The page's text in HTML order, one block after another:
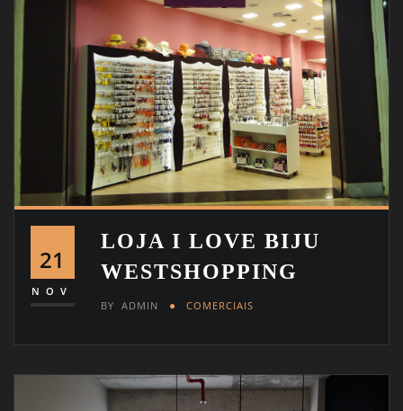
21
NOV
LOJA I LOVE BIJU
WESTSHOPPING
BY ADMIN COMERCIAIS